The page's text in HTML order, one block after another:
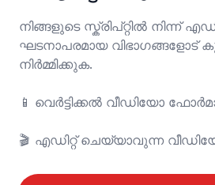
നിങ്ങളുടെ സ്ക്രിപ്റ്റിൽ നിന്ന്
ഘടനാപരമായ വിഭാഗങ്ങളോട്
നിർമ്മിക്കുക.
📱	വെർട്ടിക്കൽ വീഡിയോ ഫോർമാറ്റ്
🎬	എഡിറ്റ് ചെയ്യാവുന്ന